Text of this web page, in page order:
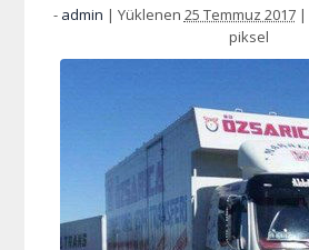
- admin | Yüklenen 25 Temmuz 2017 |
piksel